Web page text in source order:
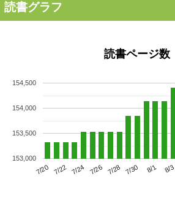
読書グラフ
読書ページ数
7/20 7/22 7/24 7/26 7/28 7/30 8/1 8/3
153,000
153,500
154,000
154,500